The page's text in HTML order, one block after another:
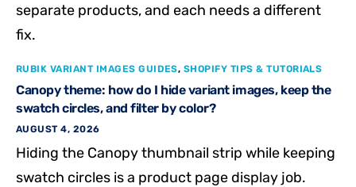
separate products, and each needs a different
fix.
RUBIK VARIANT IMAGES GUIDES, SHOPIFY TIPS & TUTORIALS
Canopy theme: how do I hide variant images, keep the
swatch circles, and filter by color?
AUGUST 4, 2026
Hiding the Canopy thumbnail strip while keeping
swatch circles is a product page display job.